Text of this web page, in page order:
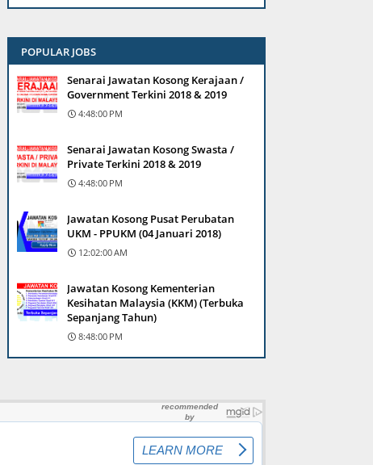
POPULAR JOBS
Senarai Jawatan Kosong Kerajaan /
Government Terkini 2018 & 2019
4:48:00 PM
Senarai Jawatan Kosong Swasta /
Private Terkini 2018 & 2019
4:48:00 PM
Jawatan Kosong Pusat Perubatan
UKM - PPUKM (04 Januari 2018)
12:02:00 AM
Jawatan Kosong Kementerian
Kesihatan Malaysia (KKM) (Terbuka
Sepanjang Tahun)
8:48:00 PM